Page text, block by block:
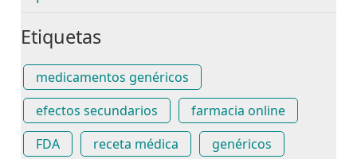
Etiquetas
medicamentos genéricos
efectos secundarios
farmacia online
FDA
receta médica
genéricos